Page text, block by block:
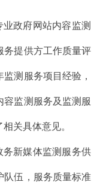
业政府网站内容监测
务提供方工作质量评
测服务项目经验，
容监测服务及监测服
关具体意见。
新媒体监测服务供
队伍，服务质量标准